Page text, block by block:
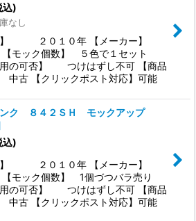
込)
なし
】 ２０１０年 【メーカー】
【モック個数】 ５色で１セット
用の可否】 つけはずし不可 【商品
中古 【クリックポスト対応】可能
ンク ８４２ＳＨ モックアップ
込)
】 ２０１０年 【メーカー】
【モック個数】 1個づつバラ売り
用の可否】 つけはずし不可 【商品
中古 【クリックポスト対応】可能